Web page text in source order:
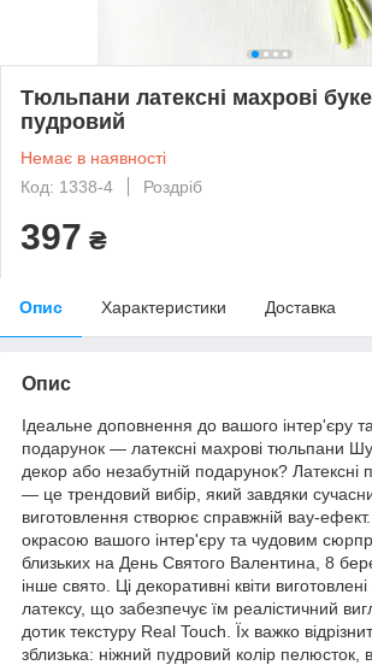
Тюльпани латексні махрові
пудровий
Немає в наявності
Код: 1338-4
Роздріб
397 ₴
Опис Характеристики Доставка
Опис
Ідеальне доповнення до вашого інтер'єру
подарунок — латексні махрові тюльпани
декор або незабутній подарунок? Латексні
— це трендовий вибір, який завдяки
виготовлення створює справжній вау-
окрасою вашого інтер'єру та чудовим
близьких на День Святого Валентина, 8
інше свято. Ці декоративні квіти
латексу, що забезпечує їм реалістичний
дотик текстуру Real Touch. Їх важко
зблизька: ніжний пудровий колір пелюсток,